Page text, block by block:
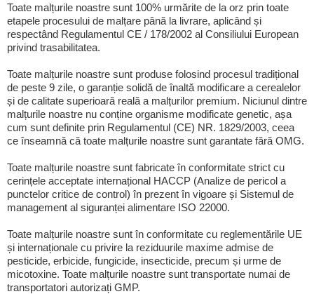
Toate malțurile noastre sunt 100% urmărite de la orz prin toate
etapele procesului de malțare până la livrare, aplicând și
respectând Regulamentul CE / 178/2002 al Consiliului European
privind trasabilitatea.
Toate malțurile noastre sunt produse folosind procesul tradițional
de peste 9 zile, o garanție solidă de înaltă modificare a cerealelor
și de calitate superioară reală a malțurilor premium. Niciunul dintre
malțurile noastre nu conține organisme modificate genetic, așa
cum sunt definite prin Regulamentul (CE) NR. 1829/2003, ceea
ce înseamnă că toate malțurile noastre sunt garantate fără OMG.
Toate malțurile noastre sunt fabricate în conformitate strict cu
cerințele acceptate internațional HACCP (Analize de pericol a
punctelor critice de control) în prezent în vigoare și Sistemul de
management al siguranței alimentare ISO 22000.
Toate malțurile noastre sunt în conformitate cu reglementările UE
și internaționale cu privire la reziduurile maxime admise de
pesticide, erbicide, fungicide, insecticide, precum și urme de
micotoxine. Toate malțurile noastre sunt transportate numai de
transportatori autorizați GMP.